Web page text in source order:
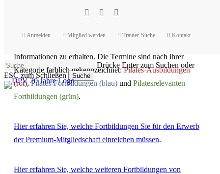
content Anmelden Mitglied werden Trainer-Suche Kontakt
Drücke Enter zum Suchen oder
ESC zum Schließen
Suche
Close
Search
Informationen zu erhalten. Die Termine sind nach ihrer
Kategorie farblich gekennzeichnet:Pilates-Ausbildungen
(rot),Pilates-Fortbildungen (blau) und Pilatesrelevanten
Fortbildungen (grün).
Hier erfahren Sie, welche Fortbildungen Sie für den Erwerb
der Premium-Mitgliedschaft einreichen müssen.
Hier erfahren Sie, welche weiteren Fortbildungen von